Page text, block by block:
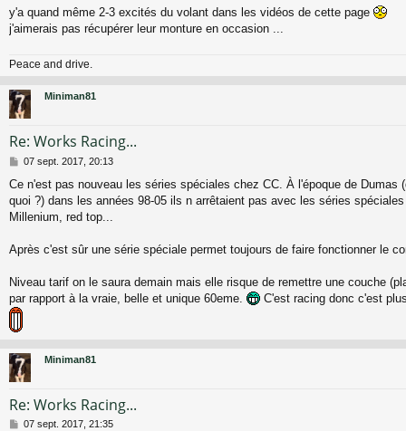
e
y'a quand même 2-3 excités du volant dans les vidéos de cette page
j'aimerais pas récupérer leur monture en occasion ...
Peace and drive.
Miniman81
Re: Works Racing...
M
s
s
a
07 sept. 2017, 20:13
Ce n'est pas nouveau les séries spéciales chez CC. À l'époque de Dumas
quoi ?) dans les années 98-05 ils n arrêtaient pas avec les séries
Millenium, red top...
Après c'est sûr une série spéciale permet toujours de faire fonctionner le
Niveau tarif on le saura demain mais elle risque de remettre une couche
par rapport à la vraie, belle et unique 60eme.
C'est racing donc c'est
Miniman81
Re: Works Racing...
M
07 sept. 2017, 21:35